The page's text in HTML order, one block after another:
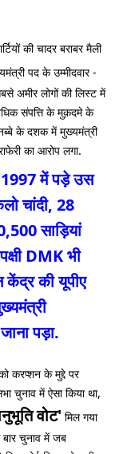
की चादर बराबर मैली
पद के उम्मीदवार -
अमीर लोगों की लिस्ट में
संपत्ति के मुक़दमे के
के दशक में मुख्यमंत्री
का आरोप लगा.
1997 में पड़े उस
चांदी, 28
साड़ियां
DMK भी
केंद्र की यूपीए
पड़ा.
करप्शन के मुद्दे पर
चुनाव में ऐसा किया था,
वोट' मिल गया
चुनाव में जब